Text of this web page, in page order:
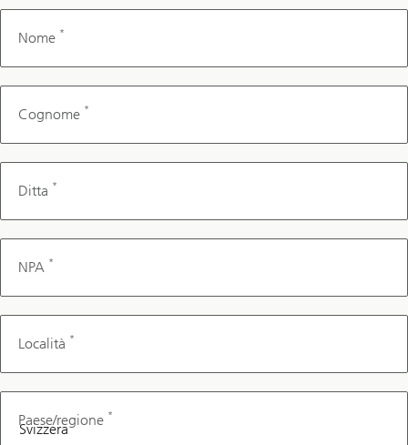
Nome *
Cognome *
Ditta *
NPA *
Località *
Paese/regione *